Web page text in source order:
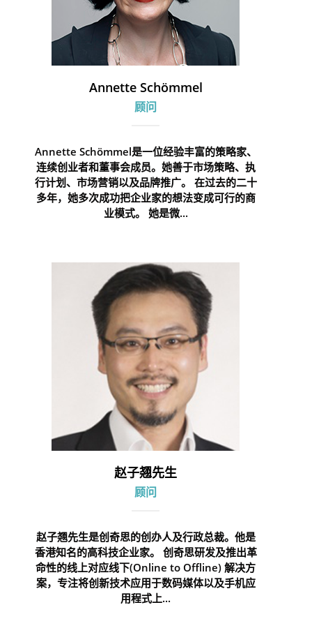
Annette Schömmel
顾问
Annette Schömmel是一位经验丰富的策略家、
连续创业者和董事会成员。她善于市场策略、执
行计划、市场营销以及品牌推广。 在过去的二十
多年，她多次成功把企业家的想法变成可行的商
业模式。 她是微...
赵子翘先生
顾问
赵子翘先生是创奇思的创办人及行政总裁。他是
香港知名的高科技企业家。 创奇思研发及推出革
命性的线上对应线下(Online to Offline) 解决方
案，专注将创新技术应用于数码媒体以及手机应
用程式上...